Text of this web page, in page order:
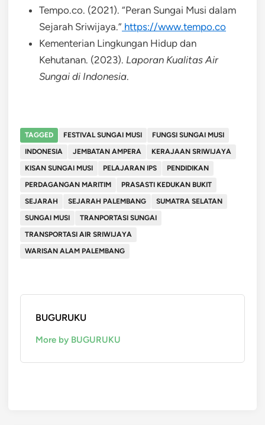
Tempo.co. (2021). “Peran Sungai Musi dalam
Sejarah Sriwijaya.” https://www.tempo.co
Kementerian Lingkungan Hidup dan
Kehutanan. (2023). Laporan Kualitas Air
Sungai di Indonesia.
TAGGED FESTIVAL SUNGAI MUSI
FUNGSI SUNGAI MUSI
INDONESIA
JEMBATAN AMPERA
KERAJAAN SRIWIJAYA
KISAN SUNGAI MUSI
PELAJARAN IPS
PENDIDIKAN
PERDAGANGAN MARITIM
PRASASTI KEDUKAN BUKIT
SEJARAH
SEJARAH PALEMBANG
SUMATRA SELATAN
SUNGAI MUSI
TRANPORTASI SUNGAI
TRANSPORTASI AIR SRIWIJAYA
WARISAN ALAM PALEMBANG
BUGURUKU
More by BUGURUKU